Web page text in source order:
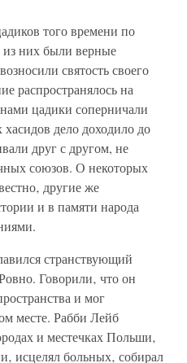
того времени по
из них были верные
святость своего
распространялось на
цадики соперничали
дело доходило до
друг с другом, не
союзов. О некоторых
другие же
и в памяти народа
странствующий
Говорили‚ что он
и мог
месте. Рабби Лейб
и местечках Польши‚
исцелял больных‚ собирал